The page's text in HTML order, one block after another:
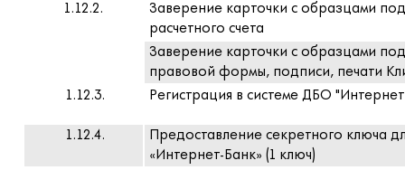
1.12.2.
Заверение карточки с образцами
расчетного счета
Заверение карточки с образцами
правовой формы, подписи, печати
1.12.3.
Регистрация в системе ДБО
1.12.4.
Предоставление секретного ключа
«Интернет-Банк» (1 ключ)